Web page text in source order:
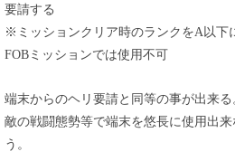
要請する
※ミッションクリア時のランクをA以下
FOBミッションでは使用不可
端末からのヘリ要請と同等の事が出来る
敵の戦闘態勢等で端末を悠長に使用出
う。